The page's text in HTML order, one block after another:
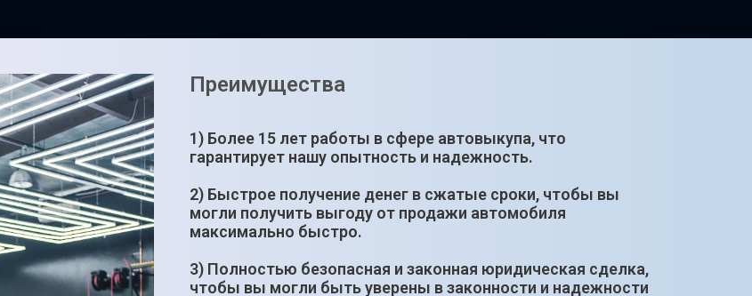
Преимущества
1) Более 15 лет работы в сфере автовыкупа, что
гарантирует нашу опытность и надежность.
2) Быстрое получение денег в сжатые сроки, чтобы вы
могли получить выгоду от продажи автомобиля
максимально быстро.
3) Полностью безопасная и законная юридическая сделка,
чтобы вы могли быть уверены в законности и надежности